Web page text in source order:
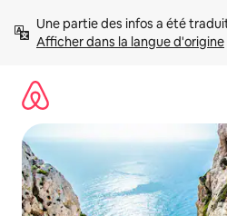
directement
Afficher dans la langue d'origine